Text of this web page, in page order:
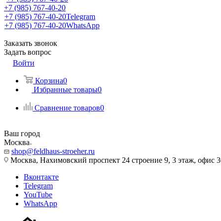
+7 (985) 767-40-20
+7 (985) 767-40-20Telegram
+7 (985) 767-40-20WhatsApp
Заказать звонок
Задать вопрос
Войти
Корзина0
Избранные товары0
Сравнение товаров0
Ваш город
Москва
shop@feldhaus-stroeher.ru
Москва, Нахимовский проспект 24 строение 9, 3 этаж, офис
Вконтакте
Telegram
YouTube
WhatsApp